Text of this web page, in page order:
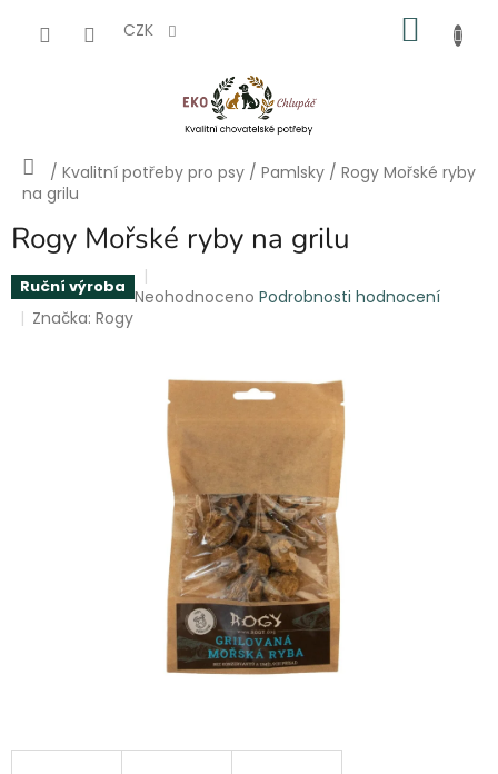
CZK
Domů
/ Kvalitní potřeby pro psy / Pamlsky / Rogy Mořské ryby
na grilu
Rogy Mořské ryby na grilu
Ruční výroba Průměrné
hvězdiček.
Neohodnoceno Podrobnosti hodnocení
Značka:Rogy